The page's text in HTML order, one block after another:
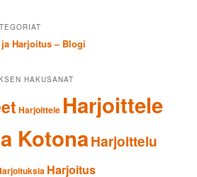
Harjoitus – Blogi
HAKUSANAT
Harjoittele Harjoittele
KotonaHarjoittelu
Harjoitus